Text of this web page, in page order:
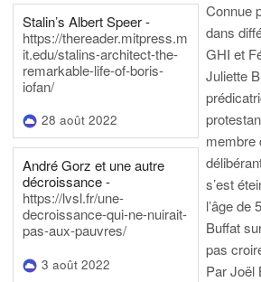
Stalin’s Albert Speer -
https://thereader.mitpress.m
it.edu/stalins-architect-the-
remarkable-life-of-boris-
iofan/
28 août 2022
André Gorz et une autre
décroissance -
https://lvsl.fr/une-
decroissance-qui-ne-nuirait-
pas-aux-pauvres/
3 août 2022
Connue
dans
GHI et
Juliette
membre
s’est
l’âge de
Buffat
pas
Par Joël